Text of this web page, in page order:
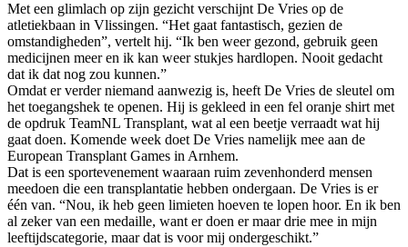
Met een glimlach op zijn gezicht verschijnt De Vries op de
atletiekbaan in Vlissingen. “Het gaat fantastisch, gezien de
omstandigheden”, vertelt hij. “Ik ben weer gezond, gebruik geen
medicijnen meer en ik kan weer stukjes hardlopen. Nooit gedacht
dat ik dat nog zou kunnen.”
Omdat er verder niemand aanwezig is, heeft De Vries de sleutel om
het toegangshek te openen. Hij is gekleed in een fel oranje shirt met
de opdruk TeamNL Transplant, wat al een beetje verraadt wat hij
gaat doen. Komende week doet De Vries namelijk mee aan de
European Transplant Games in Arnhem.
Dat is een sportevenement waaraan ruim zevenhonderd mensen
meedoen die een transplantatie hebben ondergaan. De Vries is er
één van. “Nou, ik heb geen limieten hoeven te lopen hoor. En ik ben
al zeker van een medaille, want er doen er maar drie mee in mijn
leeftijdscategorie, maar dat is voor mij ondergeschikt.”